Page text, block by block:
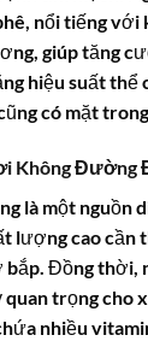
nổi tiếng với
giúp tăng
hiệu suất
có mặt
Không Đường
là một nguồn
lượng cao cần
Đồng thời,
quan trọng cho
nhiều